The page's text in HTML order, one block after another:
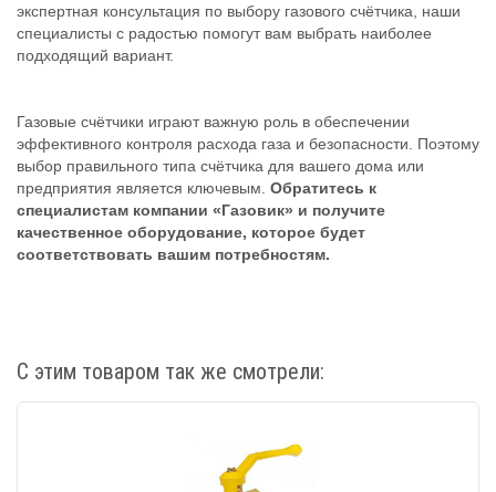
экспертная консультация по выбору газового счётчика, наши
специалисты с радостью помогут вам выбрать наиболее
подходящий вариант.
Газовые счётчики играют важную роль в обеспечении
эффективного контроля расхода газа и безопасности. Поэтому
выбор правильного типа счётчика для вашего дома или
предприятия является ключевым. Обратитесь к
специалистам компании «Газовик» и получите
качественное оборудование, которое будет
соответствовать вашим потребностям.
С этим товаром так же смотрели: